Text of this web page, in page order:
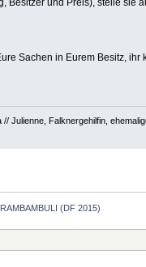
und Preis), stelle sie
Sachen in Eurem Besitz, ihr
Julienne, Falknergehilfin,
(DF 2015)